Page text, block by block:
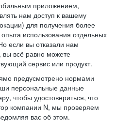
приложением,
нам доступ к вашему
для получения более
использования отдельных
если вы отказали нам
вы всё равно можете
сервис или продукт.
предусмотрено нормами
персональные данные
чтобы удостовериться, что
компании N, мы проверяем
вас об этом.